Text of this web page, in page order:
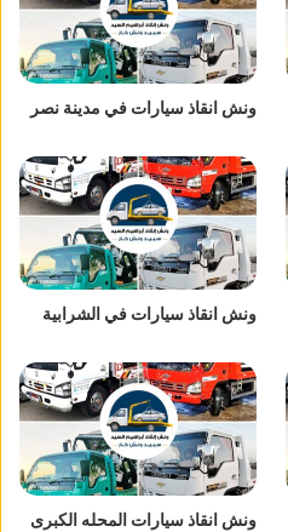
ونش انقاذ سيارات في مدينة نصر
ونش انقاذ سيارات في الشرابية
ونش انقاذ سيارات المحله الكبرى